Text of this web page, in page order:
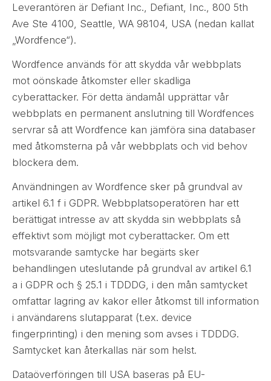
Leverantören är Defiant Inc., Defiant, Inc., 800 5th
Ave Ste 4100, Seattle, WA 98104, USA (nedan kallat
„Wordfence“).
Wordfence används för att skydda vår webbplats
mot oönskade åtkomster eller skadliga
cyberattacker. För detta ändamål upprättar vår
webbplats en permanent anslutning till Wordfences
servrar så att Wordfence kan jämföra sina databaser
med åtkomsterna på vår webbplats och vid behov
blockera dem.
Användningen av Wordfence sker på grundval av
artikel 6.1 f i GDPR. Webbplatsoperatören har ett
berättigat intresse av att skydda sin webbplats så
effektivt som möjligt mot cyberattacker. Om ett
motsvarande samtycke har begärts sker
behandlingen uteslutande på grundval av artikel 6.1
a i GDPR och § 25.1 i TDDDG, i den mån samtycket
omfattar lagring av kakor eller åtkomst till information
i användarens slutapparat (t.ex. device
fingerprinting) i den mening som avses i TDDDG.
Samtycket kan återkallas när som helst.
Dataöverföringen till USA baseras på EU-